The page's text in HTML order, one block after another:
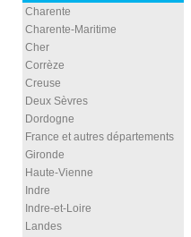
Charente
Charente-Maritime
Cher
Corrèze
Creuse
Deux Sèvres
Dordogne
France et autres départements
Gironde
Haute-Vienne
Indre
Indre-et-Loire
Landes